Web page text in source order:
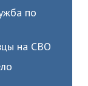
по
на СВО